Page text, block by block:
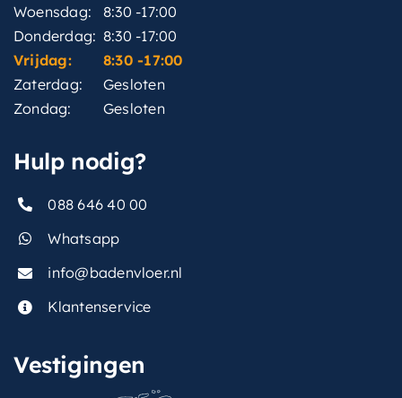
Woensdag:
8:30 -17:00
Donderdag: 8:30 -17:00
Vrijdag:
8:30 -17:00
Zaterdag:
Gesloten
Zondag:
Gesloten
Hulp nodig?
088 646 40 00
Whatsapp
info@badenvloer.nl
Klantenservice
Vestigingen